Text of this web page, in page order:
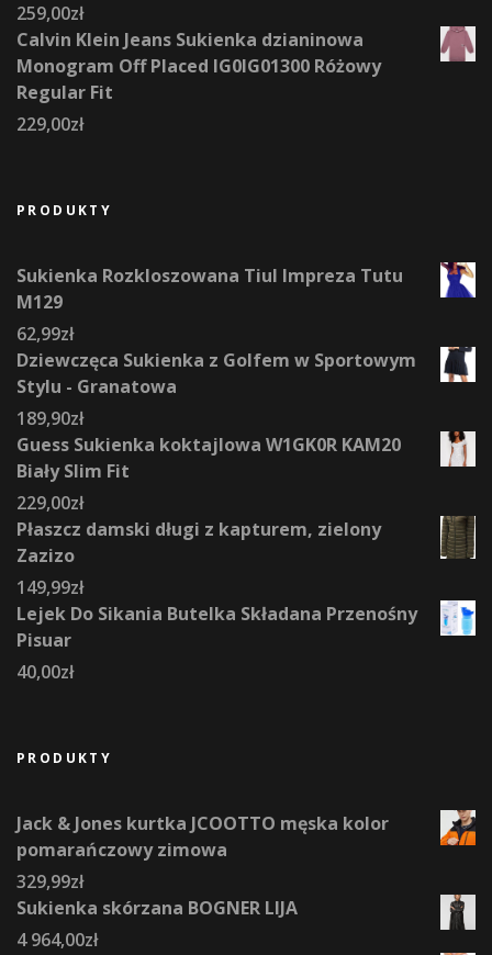
259,00zł
Calvin Klein Jeans Sukienka dzianinowa
Monogram Off Placed IG0IG01300 Różowy
Regular Fit
229,00zł
PRODUKTY
Sukienka Rozkloszowana Tiul Impreza Tutu
M129
62,99zł
Dziewczęca Sukienka z Golfem w Sportowym
Stylu - Granatowa
189,90zł
Guess Sukienka koktajlowa W1GK0R KAM20
Biały Slim Fit
229,00zł
Płaszcz damski długi z kapturem, zielony
Zazizo
149,99zł
Lejek Do Sikania Butelka Składana Przenośny
Pisuar
40,00zł
PRODUKTY
Jack & Jones kurtka JCOOTTO męska kolor
pomarańczowy zimowa
329,99zł
Sukienka skórzana BOGNER LIJA
4 964,00zł